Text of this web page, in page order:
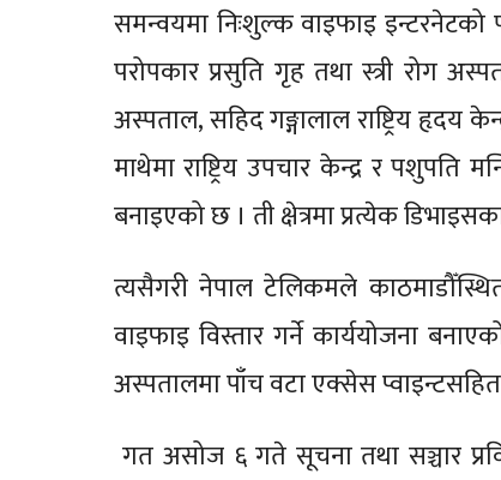
समन्वयमा निःशुल्क वाइफाइ
परोपकार प्रसुति गृह तथा स्त्री रोग
अस्पताल, सहिद गङ्गालाल राष्ट्रिय हृदय
माथेमा राष्ट्रिय उपचार केन्द्र र पशुपति
बनाइएको छ । ती क्षेत्रमा प्रत्येक
त्यसैगरी नेपाल टेलिकमले
वाइफाइ विस्तार गर्ने कार्ययोजना
अस्पतालमा पाँच वटा एक्सेस
गत असोज ६ गते सूचना तथा सञ्चार